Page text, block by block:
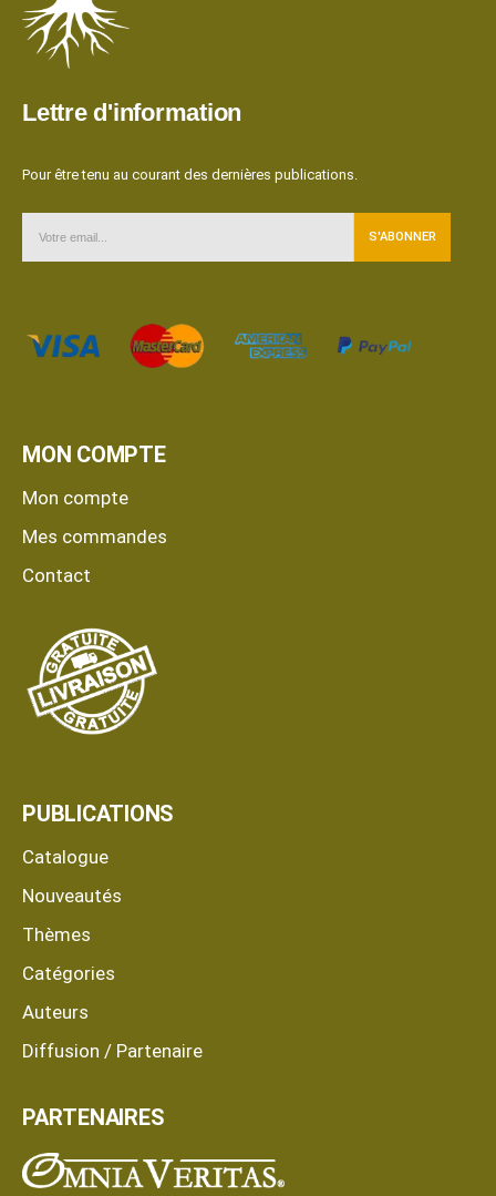
Lettre d'information
Pour être tenu au courant des dernières publications.
MON COMPTE
Mon compte
Mes commandes
Contact
PUBLICATIONS
Catalogue
Nouveautés
Thèmes
Catégories
Auteurs
Diffusion / Partenaire
PARTENAIRES